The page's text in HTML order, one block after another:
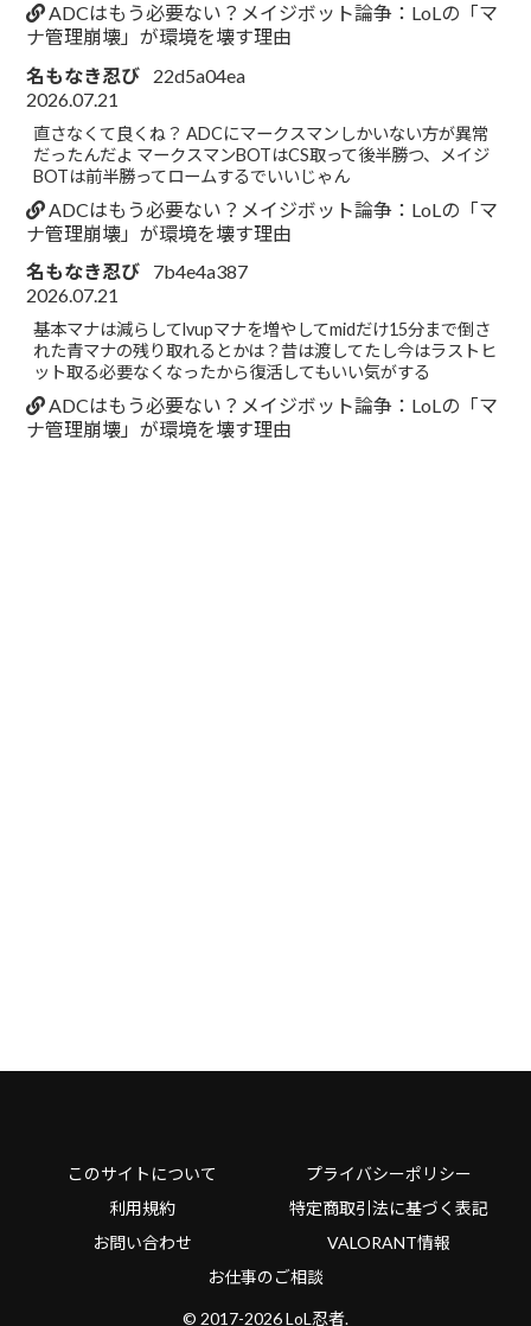
ADCはもう必要ない？メイジボット論争：LoLの「マ
ナ管理崩壊」が環境を壊す理由
名もなき忍び
22d5a04ea
2026.07.21
直さなくて良くね？ ADCにマークスマンしかいない方が異常
だったんだよ マークスマンBOTはCS取って後半勝つ、メイジ
BOTは前半勝ってロームするでいいじゃん
ADCはもう必要ない？メイジボット論争：LoLの「マ
ナ管理崩壊」が環境を壊す理由
名もなき忍び
7b4e4a387
2026.07.21
基本マナは減らしてlvupマナを増やしてmidだけ15分まで倒さ
れた青マナの残り取れるとかは？昔は渡してたし今はラストヒ
ット取る必要なくなったから復活してもいい気がする
ADCはもう必要ない？メイジボット論争：LoLの「マ
ナ管理崩壊」が環境を壊す理由
このサイトについて
プライバシーポリシー
利用規約
特定商取引法に基づく表記
お問い合わせ
VALORANT情報
お仕事のご相談
© 2017-2026 LoL忍者.